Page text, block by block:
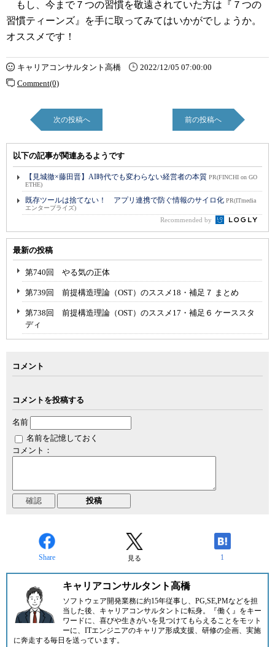
もし、今まで７つの習慣を敬遠されていた方は『７つの
習慣ティーンズ』を手に取ってみてはいかがでしょうか。
オススメです！
キャリアコンサルタント高橋
2022/12/05 07:00:00
Comment(0)
次の投稿へ 前の投稿へ
以下の記事が関連あるようです
【見城徹×藤田晋】AI時代でも変わらない経営者の本質 PR(FINCHI on GO
ETHE)
既存ツールは捨てない！ アプリ連携で防ぐ情報のサイロ化 PR(ITmedia
エンタープライズ)
Recommended by
最新の投稿
第740回 やる気の正体
第739回 前提構造理論（OST）のススメ18・補足７ まとめ
第738回 前提構造理論（OST）のススメ17・補足６ ケーススタ
ディ
コメント
コメントを投稿する
名前
名前を記憶しておく
コメント：
Share 見る 1
キャリアコンサルタント高橋
ソフトウェア開発業務に約15年従事し、PG,SE,PMなどを担
当した後、キャリアコンサルタントに転身。『働く』をキー
ワードに、喜びや生きがいを見つけてもらえることをモット
ーに、ITエンジニアのキャリア形成支援、研修の企画、実施
に奔走する毎日を送っています。